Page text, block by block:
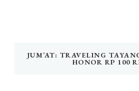
JUM’AT: TRAVELING
HONOR RP 100